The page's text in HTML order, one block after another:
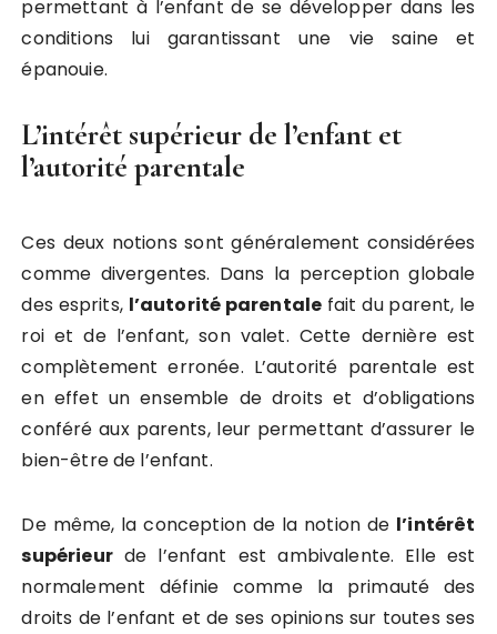
permettant à l’enfant de se développer dans les
conditions lui garantissant une vie saine et
épanouie.
L’intérêt supérieur de l’enfant et
l’autorité parentale
Ces deux notions sont généralement considérées
comme divergentes. Dans la perception globale
des esprits, l’autorité parentale fait du parent, le
roi et de l’enfant, son valet. Cette dernière est
complètement erronée. L’autorité parentale est
en effet un ensemble de droits et d’obligations
conféré aux parents, leur permettant d’assurer le
bien-être de l’enfant.
De même, la conception de la notion de l’intérêt
supérieurde l’enfant est ambivalente. Elle est
normalement définie comme la primauté des
droits de l’enfant et de ses opinions sur toutes ses